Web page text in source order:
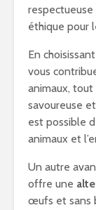
éthique pour
En
vous
animaux,
savoureuse
est possible
animaux et
Un autre
offre une
œufs et sans